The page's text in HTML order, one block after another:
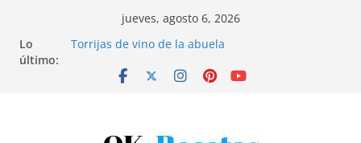
contenido
jueves, agosto 6, 2026
Lo
último:
Torrijas de vino de la abuela
Bandeja de pescaíto frito